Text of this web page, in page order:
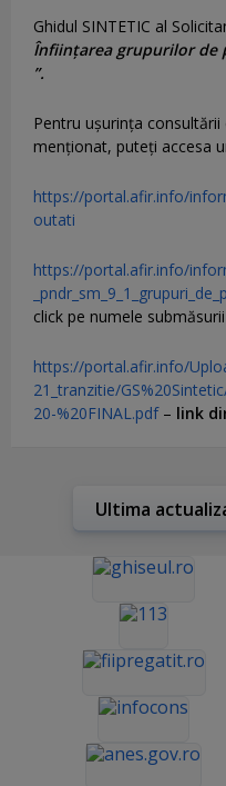
Ghidul SINTETIC al
Înființarea grupurilor de
”.
Pentru uşurinţa
menţionat, puteţi accesa
https://portal.afir.info/
outati
https://portal.afir.info/
click pe numele
https://portal.afir.info/
21_tranzitie/
20-%20FINAL.pdf– link
Ultima